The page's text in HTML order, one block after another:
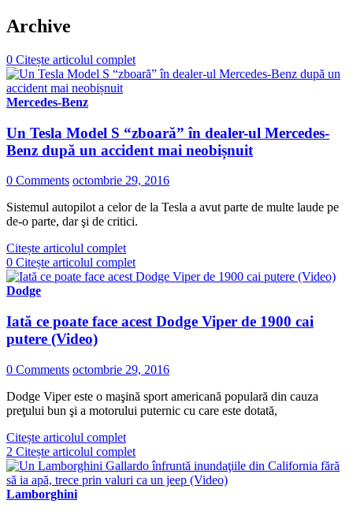
Archive
0 Citește articolul complet
Mercedes-Benz
Un Tesla Model S “zboară” în dealer-ul Mercedes-
Benz după un accident mai neobișnuit
0 Comments octombrie 29, 2016
Sistemul autopilot a celor de la Tesla a avut parte de multe laude pe
de-o parte, dar şi de critici.
Citește articolul complet
0 Citește articolul complet
Dodge
Iată ce poate face acest Dodge Viper de 1900 cai
putere (Video)
0 Comments octombrie 29, 2016
Dodge Viper este o maşină sport americană populară din cauza
preţului bun şi a motorului puternic cu care este dotată,
Citește articolul complet
2 Citește articolul complet
Lamborghini